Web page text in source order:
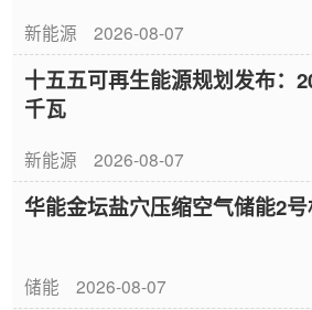
新能源 2026-08-07
十五五可再生能源规划发布：
千瓦
新能源 2026-08-07
华能金坛盐穴压缩空气储能2
储能 2026-08-07